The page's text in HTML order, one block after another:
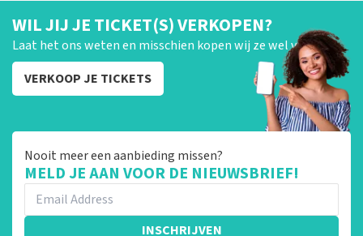
WIL JIJ JE TICKET(S) VERKOPEN?
Laat het ons weten en misschien kopen wij ze wel van je!
VERKOOP JE TICKETS
Nooit meer een aanbieding missen?
MELD JE AAN VOOR DE NIEUWSBRIEF!
INSCHRIJVEN